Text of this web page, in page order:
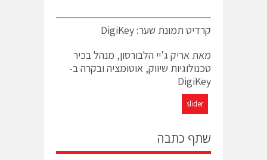
קרדיט תמונת שער: DigiKey
מאת אריק ג'יי הלבורסון, מנהל בכיר
טכנולוגיות שיווק, אוטומציה ובקרה ב-
DigiKey‏
slider
שתף כתבה